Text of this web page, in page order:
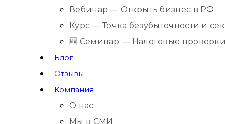
Вебинар — Открыть бизнес в РФ
Курс — Точка безубыточности и
🆕 Семинар — Налоговые проверки
Блог
Отзывы
Компания
О нас
Мы в СМИ